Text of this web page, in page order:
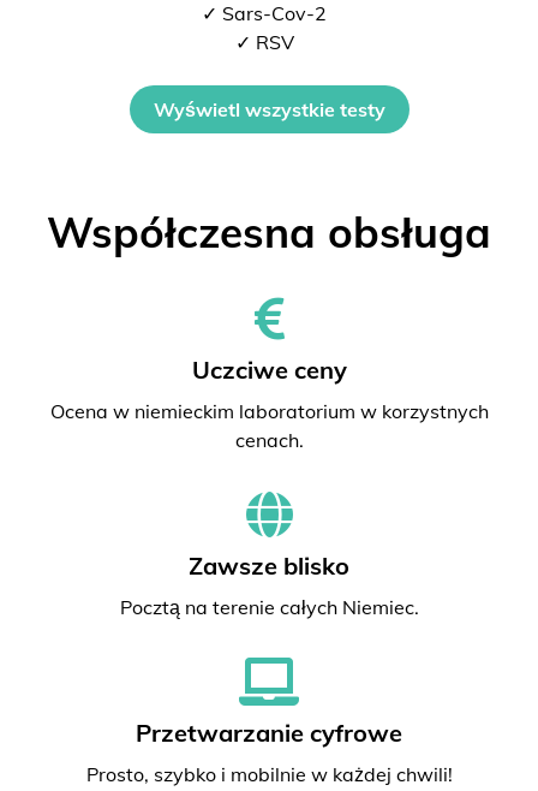
✓ Sars-Cov-2
✓ RSV
Wyświetl wszystkie testy
Współczesna obsługa
Uczciwe ceny
Ocena w niemieckim laboratorium w korzystnych
cenach.
Zawsze blisko
Pocztą na terenie całych Niemiec.
Przetwarzanie cyfrowe
Prosto, szybko i mobilnie w każdej chwili!